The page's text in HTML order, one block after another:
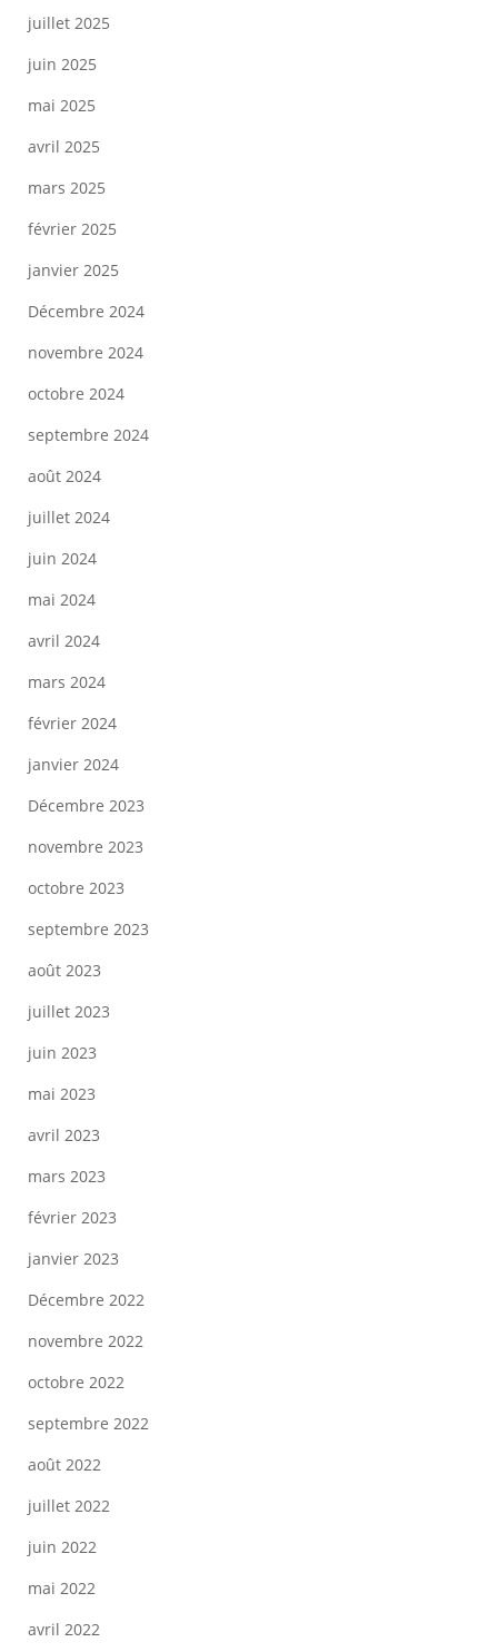
juillet 2025
juin 2025
mai 2025
avril 2025
mars 2025
février 2025
janvier 2025
Décembre 2024
novembre 2024
octobre 2024
septembre 2024
août 2024
juillet 2024
juin 2024
mai 2024
avril 2024
mars 2024
février 2024
janvier 2024
Décembre 2023
novembre 2023
octobre 2023
septembre 2023
août 2023
juillet 2023
juin 2023
mai 2023
avril 2023
mars 2023
février 2023
janvier 2023
Décembre 2022
novembre 2022
octobre 2022
septembre 2022
août 2022
juillet 2022
juin 2022
mai 2022
avril 2022